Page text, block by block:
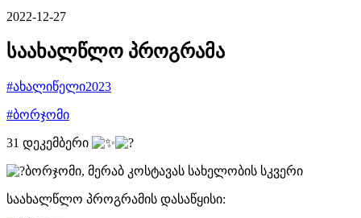
2022-12-27
საახალწლო პროგრამა
#ახალიწელი2023
#ბორჯომი
31 დეკემბერი
ბორჯომი, მერაბ კოსტავას სახელობის სკვერი
საახალწლო პროგრამის დასაწყისი: